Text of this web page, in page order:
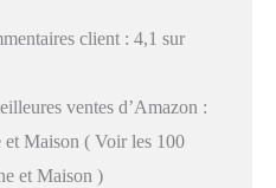
client : 4,1 sur
ventes d’Amazon :
et Maison ( Voir les 100
et Maison )